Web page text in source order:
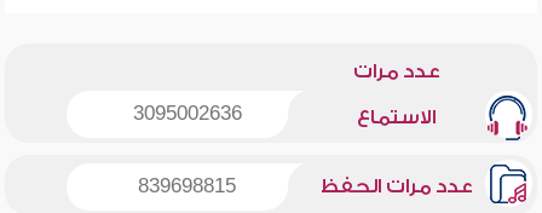
عدد مرات
الاستماع 3095002636
عدد مرات الحفظ 839698815